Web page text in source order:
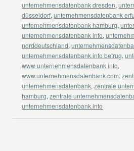
unternehmensdatenbank dresden,
düsseldorf,unternehmensdatenbank
unternehmensdatenbank hamburg,
unternehmensdatenbank info,
norddeutschland,
unternehmensdatenbank.info betrug,
www unternehmensdatenbank info,
www.unternehmensdatenbank.com,
unternehmensdatenbank,zentrale
hamburg,zentrale
unternehmensdatenbank.info